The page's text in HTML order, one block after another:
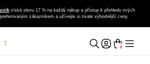
získá slevu 17 % na každý nákup a přístup k přehledu svých
zákazníkem a užívejte si trvale výhodnější ceny.
0